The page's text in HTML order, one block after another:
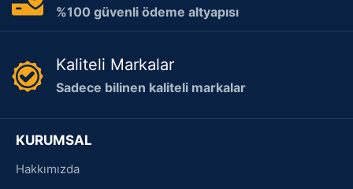
%100 güvenli ödeme altyapısı
Kaliteli Markalar
Sadece bilinen kaliteli markalar
KURUMSAL
Hakkımızda